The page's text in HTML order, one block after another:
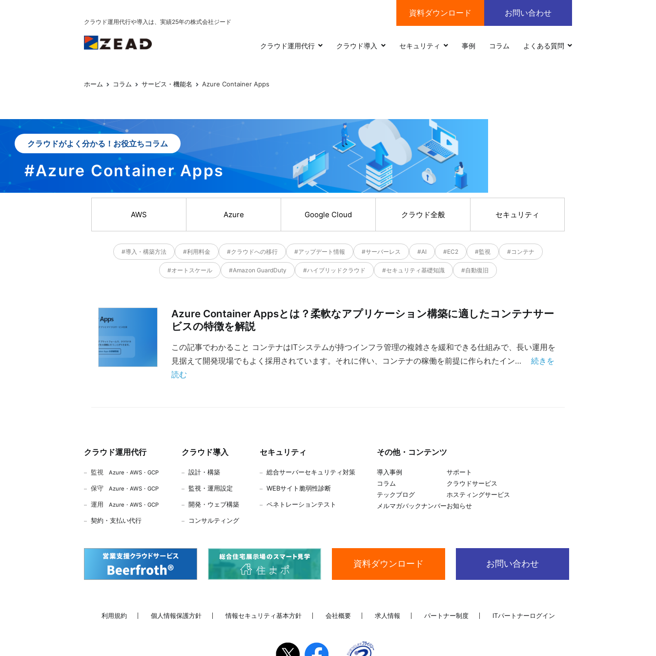
資料ダウンロード お問い合わせ
クラウド運用代行や導入は、実績25年の株式会社ジード
クラウドの運用や導入はお任せくださいクラウド運用代行 クラウド導入 セキュリティ 事例 コラム よくある質問
ホーム コラム サービス・機能名 Azure Container Apps
クラウドがよく分かる！お役立ちコラム
#Azure Container Apps
AWS Azure Google Cloud クラウド全般 セキュリティ
#導入・構築方法 #利用料金 #クラウドへの移行 #アップデート情報 #サーバーレス #AI #EC2 #監視 #コンテナ
#オートスケール #Amazon GuardDuty #ハイブリッドクラウド #セキュリティ基礎知識 #自動復旧
Azure Container Appsとは？柔軟なアプリケーション構築に適したコンテナサー
ビスの特徴を解説
この記事でわかること コンテナはITシステムが持つインフラ管理の複雑さを緩和できる仕組みで、長い運用を
見据えて開発現場でもよく採用されています。それに伴い、コンテナの稼働を前提に作られたイン…
続きを
読む
クラウド運用代行
監視 Azure ・ AWS ・ GCP
保守 Azure ・ AWS ・ GCP
運用 Azure ・ AWS ・ GCP
契約・支払い代行
クラウド導入
設計・構築
監視・運用設定
開発 ・ ウェブ構築
コンサルティング
セキュリティ
総合サーバーセキュリティ対策
WEBサイト脆弱性診断
ペネトレーションテスト
その他・コンテンツ
導入事例
コラム
テックブログ
メルマガバックナンバー
サポート
クラウドサービス
ホスティングサービス
お知らせ
資料ダウンロード お問い合わせ
利用規約 個人情報保護方針 情報セキュリティ基本方針 会社概要 求人情報 パートナー制度 ITパートナーログイン